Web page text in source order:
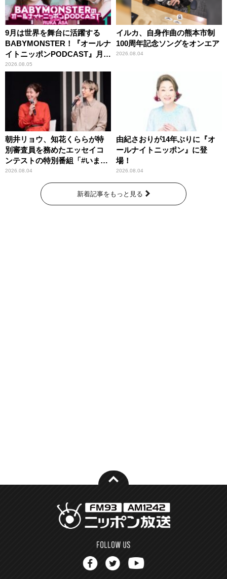
9月は世界を舞台に活躍する
BABYMONSTER！『オールナ
イトニッポンPODCAST』月替
わりパーソナリティ
2026.08.05
イルカ、自身作曲の熊本市制
100周年記念ソングをオンエア
2026.08.04
朝井リョウ、知花くららが特
別審査員を務めたエッセイコ
ンテストの特別番組「#いまあ
なたに伝えたいこと」
2026.08.04
由紀さおりが14年ぶりに『オ
ールナイトニッポン』に登
場！
2026.08.04
新着記事をもっと見る